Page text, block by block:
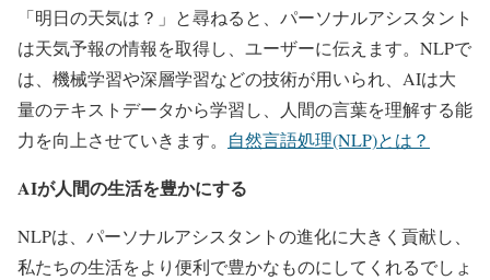
「明日の天気は？」と尋ねると、パーソナルアシスタント
は天気予報の情報を取得し、ユーザーに伝えます。NLPで
は、機械学習や深層学習などの技術が用いられ、AIは大
量のテキストデータから学習し、人間の言葉を理解する能
力を向上させていきます。 自然言語処理(NLP)とは？
AIが人間の生活を豊かにする
NLPは、パーソナルアシスタントの進化に大きく貢献し、
私たちの生活をより便利で豊かなものにしてくれるでしょ